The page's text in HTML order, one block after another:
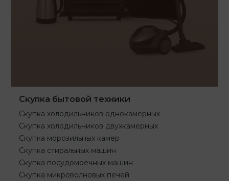
Скупка бытовой техники
Скупка холодильников однокамерных
Скупка холодильников двухкамерных
Скупка морозильных камер
Скупка стиральных машин
Скупка посудомоечных машин
Скупка микроволновых печей